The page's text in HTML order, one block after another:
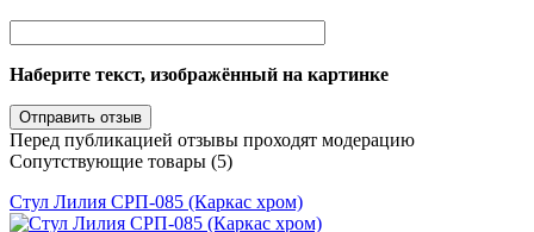
Наберите текст, изображённый на картинке
Перед публикацией отзывы проходят модерацию
Сопутствующие товары (5)
Стул Лилия СРП-085 (Каркас хром)